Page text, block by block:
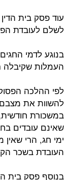
עוד פסק בית
לשלם לעובדת
בנוגע לדמי
העמלות שקיבלה
לפי ההלכה
להשוות את
במשכורת
שאינם עובדים
ימי חג, הרי
העובדת בשכר
בנוסף פסק בית